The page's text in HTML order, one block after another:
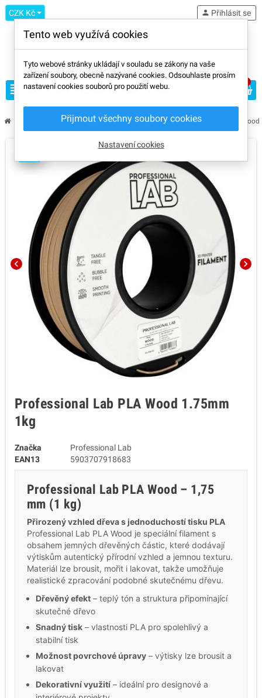
CZK Kč
view_headline
person Přihlásit se
VÝROBCE chevron_rightProfessional Labchevron_right Professional Lab PLA
chevron_left chevron_right
Professional Lab PLA Wood 1.75mm
1kg
Značka
Professional Lab
EAN13
5903707918683
Professional Lab PLA Wood – 1,75
mm (1 kg)
Přirozený vzhled dřeva s jednoduchostí tisku PLA
Professional Lab PLA Wood je speciální filament s
obsahem jemných dřevěných částic, které dodávají
výtiskům autentický přírodní vzhled a jemnou texturu.
Materiál lze brousit, mořit i lakovat, takže umožňuje
realistické zpracování podobné skutečnému dřevu.
Dřevěný efekt – teplý tón a struktura připomínající
skutečné dřevo
Snadný tisk – vlastnosti PLA pro spolehlivý a
stabilní tisk
Možnost povrchové úpravy – výtisky lze brousit a
lakovat
Dekorativní využití – ideální pro designové a
Tento web využívá cookies
Tyto webové stránky ukládají v souladu se zákony na vaše
zařízení soubory, obecně nazývané cookies. Odsouhlaste prosím
nastavení cookies souborů pro použití webu.
Přijmout všechny soubory cookies
Nastavení cookies